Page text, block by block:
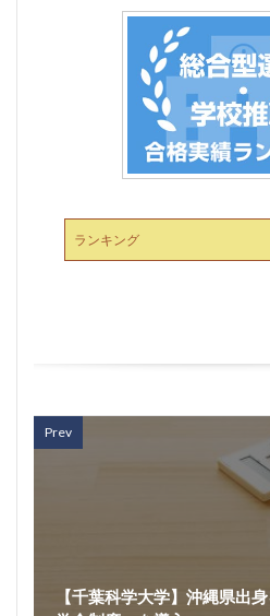
ランキング
Prev
【千葉科学大学】沖縄県出